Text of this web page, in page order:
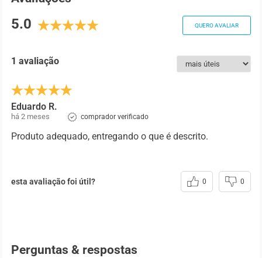
5.0 QUERO AVALIAR
1 avaliação
Eduardo R.
há 2 meses comprador verificado
Produto adequado, entregando o que é descrito.
esta avaliação foi útil? 0 0
Perguntas & respostas